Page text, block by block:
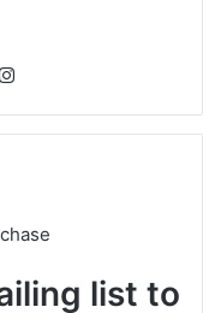
Instagram
list to